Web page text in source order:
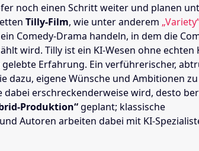
noch einen Schritt weiter und planen
Tilly-Film, wie unter anderem
Comedy-Drama handeln, in dem die
wird. Tilly ist ein KI-Wesen ohne echten
Erfahrung. Ein verführerischer,
dazu, eigene Wünsche und Ambitionen zu
dabei erschreckenderweise wird, desto
Produktion“geplant; klassische
Autoren arbeiten dabei mit KI-